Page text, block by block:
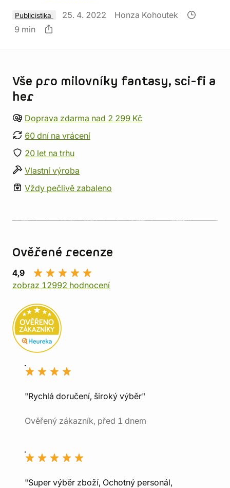
Publicistika 25. 4. 2022
Honza Kohoutek
9 min
Vše pro milovníky fantasy, sci-fi a
her
Doprava zdarma nad 2 299 Kč
60 dní na vrácení
20 let na trhu
Vlastní výroba
Vždy pečlivě zabaleno
Ověřené recenze
4,9
zobraz 12992 hodnocení
"Rychlá doručení, široký výběr"
Ověřený zákazník, před 1 dnem
"Super výběr zboží, Ochotný personál,